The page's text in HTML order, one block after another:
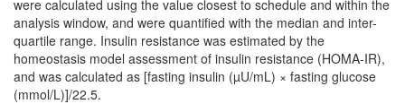
were calculated using the value closest to schedule and within the
analysis window, and were quantified with the median and inter-
quartile range. Insulin resistance was estimated by the
homeostasis model assessment of insulin resistance (HOMA-IR),
and was calculated as [fasting insulin (µU/mL) × fasting glucose
(mmol/L)]/22.5.